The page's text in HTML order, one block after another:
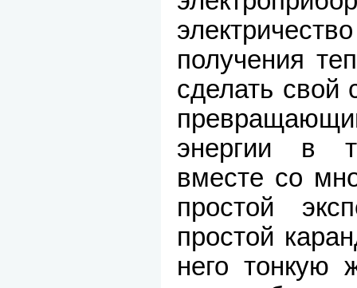
получения
сделать свой
энергии в
вместе со
простой
простой
него тонкую